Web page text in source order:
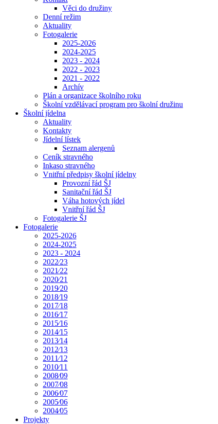
Věci do družiny
Denní režim
Aktuality
Fotogalerie
2025-2026
2024-2025
2023 - 2024
2022 - 2023
2021 - 2022
Archív
Plán a organizace školního roku
Školní vzdělávací program pro školní družinu
Školní jídelna
Aktuality
Kontakty
Jídelní lístek
Seznam alergenů
Ceník stravného
Inkaso stravného
Vnitřní předpisy školní jídelny
Provozní řád ŠJ
Sanitační řád ŠJ
Váha hotových jídel
Vnitřní řád ŠJ
Fotogalerie ŠJ
Fotogalerie
2025-2026
2024-2025
2023 - 2024
2022⁄23
2021⁄22
2020⁄21
2019⁄20
2018⁄19
2017⁄18
2016⁄17
2015⁄16
2014⁄15
2013⁄14
2012⁄13
2011⁄12
2010⁄11
2008⁄09
2007⁄08
2006⁄07
2005⁄06
2004⁄05
Projekty